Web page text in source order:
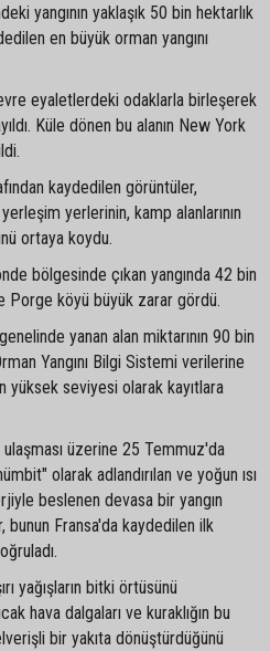
yangının yaklaşık 50 bin hektarlık
en büyük orman yangını
eyaletlerdeki odaklarla birleşerek
Küle dönen bu alanın New York
kaydedilen görüntüler,
yerlerinin, kamp alanlarının
ortaya koydu.
bölgesinde çıkan yangında 42 bin
Porge köyü büyük zarar gördü.
yanan alan miktarının 90 bin
Yangını Bilgi Sistemi verilerine
yüksek seviyesi olarak kayıtlara
ulaşması üzerine 25 Temmuz'da
olarak adlandırılan ve yoğun ısı
beslenen devasa bir yangın
bunun Fransa'da kaydedilen ilk
yağışların bitki örtüsünü
hava dalgaları ve kuraklığın bu
bir yakıta dönüştürdüğünü